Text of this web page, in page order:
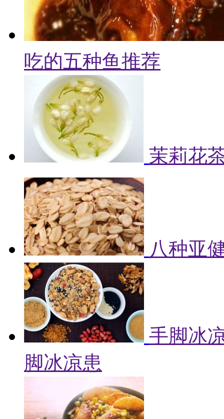
吃的五种鱼推荐
茉莉花
八种亚
手脚冰
脚冰凉患